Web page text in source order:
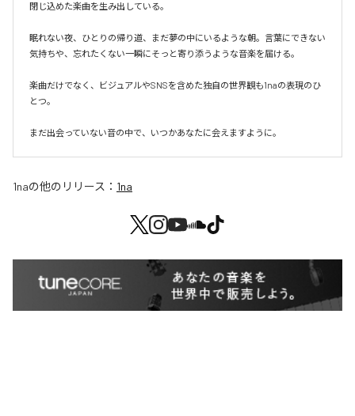
閉じ込めた楽曲を生み出している。
眠れない夜、ひとりの帰り道、まだ夢の中にいるような朝。言葉にできない
気持ちや、忘れたくない一瞬にそっと寄り添うような音楽を届ける。
楽曲だけでなく、ビジュアルやSNSを含めた独自の世界観も1naの表現のひ
とつ。
まだ出会っていない音の中で、いつかあなたに会えますように。
1naの他のリリース： 1na